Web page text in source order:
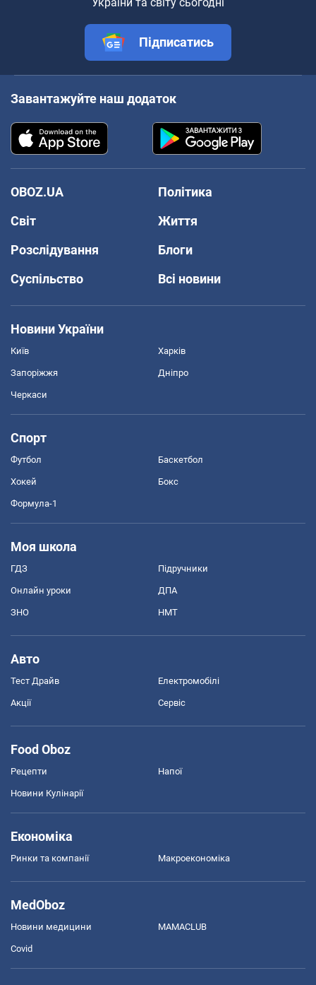
Підписатись
Завантажуйте наш додаток
OBOZ.UA
Політика
Світ
Життя
Розслідування
Блоги
Суспільство
Всі новини
Новини України
Київ Харків
Запоріжжя Дніпро
Черкаси
Спорт
Футбол Баскетбол
Хокей Бокс
Формула-1
Моя школа
ГДЗ Підручники
Онлайн уроки ДПА
ЗНО НМТ
Авто
Тест Драйв Електромобілі
Акції Сервіс
Food Oboz
Рецепти Напої
Новини Кулінарії
Економіка
Ринки та компанії Макроекономіка
MedOboz
Новини медицини MAMACLUB
Covid